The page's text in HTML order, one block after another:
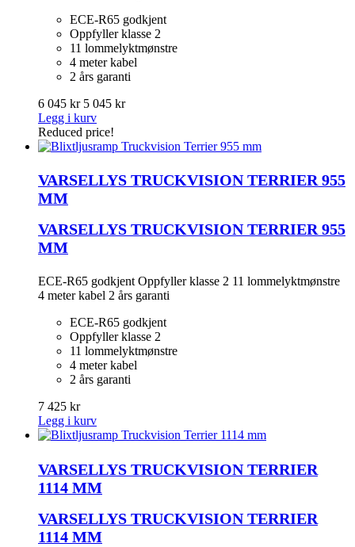
ECE-R65 godkjent
Oppfyller klasse 2
11 lommelyktmønstre
4 meter kabel
2 års garanti
6 045 kr 5 045 kr
Legg i kurv
Reduced price!
VARSELLYS TRUCKVISION TERRIER 955
MM
VARSELLYS TRUCKVISION TERRIER 955
MM
ECE-R65 godkjent Oppfyller klasse 2 11 lommelyktmønstre
4 meter kabel 2 års garanti
ECE-R65 godkjent
Oppfyller klasse 2
11 lommelyktmønstre
4 meter kabel
2 års garanti
7 425 kr
Legg i kurv
VARSELLYS TRUCKVISION TERRIER
1114 MM
VARSELLYS TRUCKVISION TERRIER
1114 MM